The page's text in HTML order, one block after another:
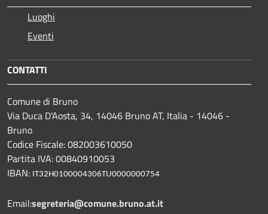
Luoghi
Eventi
CONTATTI
Comune di Bruno
Via Duca D'Aosta, 34, 14046 Bruno AT, Italia - 14046 -
Bruno
Codice Fiscale: 082003610050
Partita IVA: 00840910053
IBAN: IT32H0100004306TU0000000754
Email:segreteria@comune.bruno.at.it